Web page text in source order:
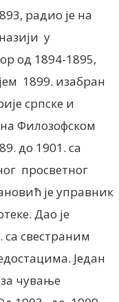
радио је на
у
од 1894-1895,
1899. изабран
српске и
Филозофском
до 1901. са
просветног
је управник
Дао је
са свестраним
Један
чување